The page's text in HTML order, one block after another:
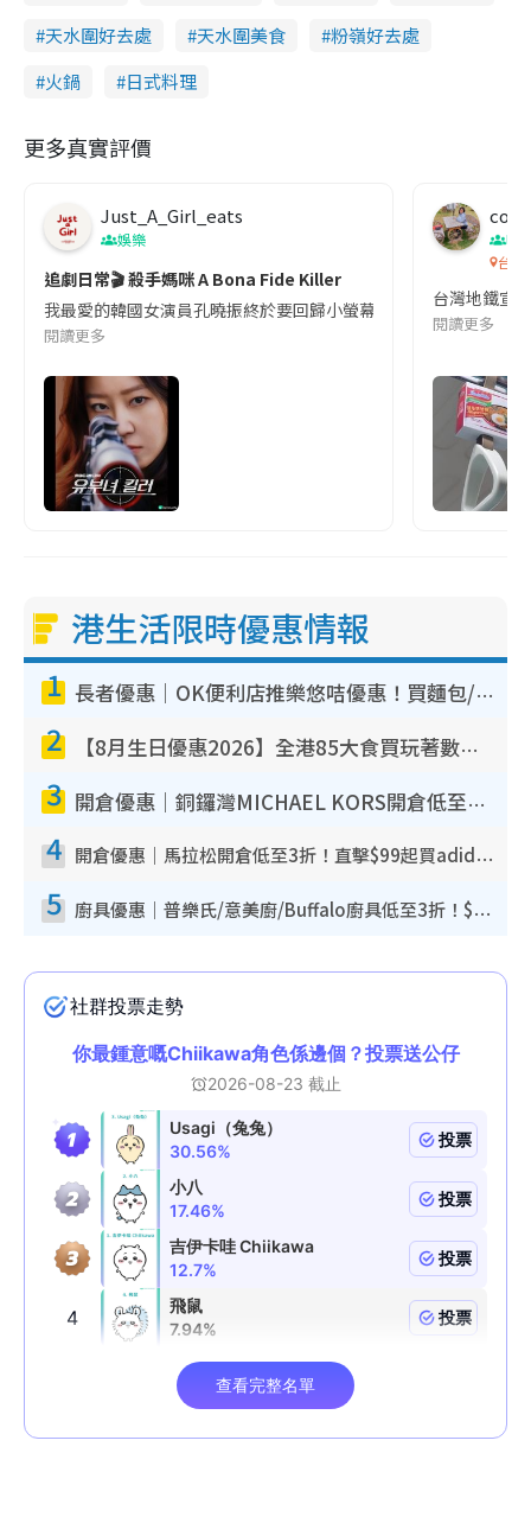
天水圍好去處
天水圍美食
粉嶺好去處
火鍋
日式料理
更多真實評價
Just_A_Girl_eats
娛樂
追劇日常🎬 殺手媽咪 A Bona Fide Killer
我最愛的韓國女演員孔曉振終於要回歸小螢幕啦!這次的劇本改編
閱讀更多
co
吹
台灣
台灣地鐵宣
閱讀更多
港生活限時優惠情報
1 長者優惠｜OK便利店推樂悠咭優惠！買麵包/牛奶/保健品拍卡即減
2 【8月生日優惠2026】全港85大食買玩著數攻略 自助餐/火鍋放題同行免費＋誠品/DONKI送現金券
3 開倉優惠｜銅鑼灣MICHAEL KORS開倉低至17折！直擊$500起買手袋/銀包/鞋款 必買經典Jet Set系列
4 開倉優惠｜馬拉松開倉低至3折！直擊$99起買adidas／New Balance／Puma鞋款 STANLEY保溫杯劈價至$119起
5 廚具優惠｜普樂氏/意美廚/Buffalo廚具低至3折！$89起買煎鍋／炒鑊／個人鍋 同場小家電激減至$99起